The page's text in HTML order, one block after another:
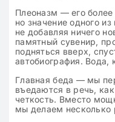
Плеоназм — его более
но значение одного
не добавляя ничего
памятный сувенир,
подняться вверх,
автобиография. Вода,
Главная беда — мы
въедаются в речь,
четкость. Вместо
мы делаем несколько